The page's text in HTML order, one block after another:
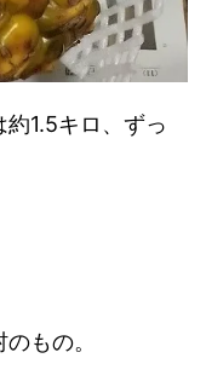
1.5キロ、ずっ
もの。